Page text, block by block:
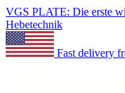
VGS PLATE: Die erste
Hebetechnik
Fast delivery